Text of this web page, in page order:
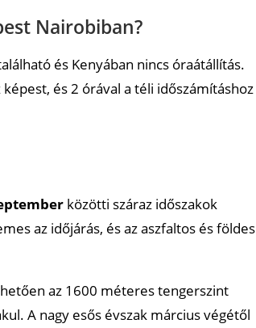
Nairobiban?
és Kenyában nincs óraátállítás.
és 2 órával a téli időszámításhoz
közötti száraz időszakok
az időjárás, és az aszfaltos és földes
az 1600 méteres tengerszint
A nagy esős évszak március végétől